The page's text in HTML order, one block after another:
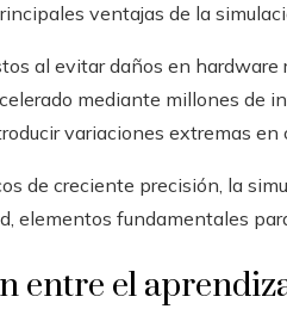
ventajas de la
al evitar daños en hardware
mediante millones de
variaciones extremas en
de creciente precisión, la
elementos fundamentales
entre el